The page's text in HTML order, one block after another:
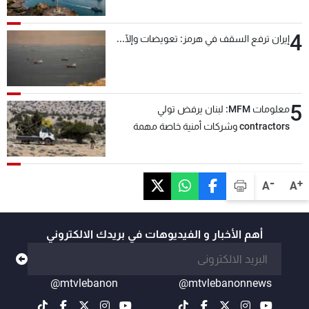
A+
A-
4إيران ترفع السقف في هرمز: تعويضات وإلّا...
5
معلومات MFM: لبنان يرفض تولي
contractors وشركات أمنية خاصة مهمة
أهم الأخبار و الفيديوهات في بريدك الالكتروني
@mtvlebanonnews
@mtvlebanon